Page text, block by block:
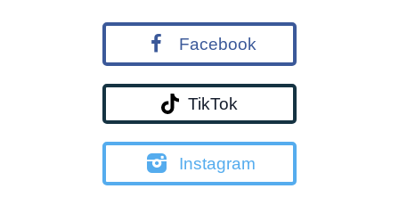
Facebook
TikTok
Instagram